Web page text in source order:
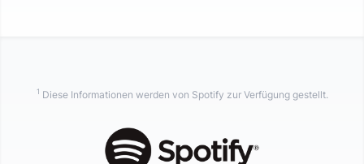
1 Diese Informationen werden von Spotify zur Verfügung gestellt.